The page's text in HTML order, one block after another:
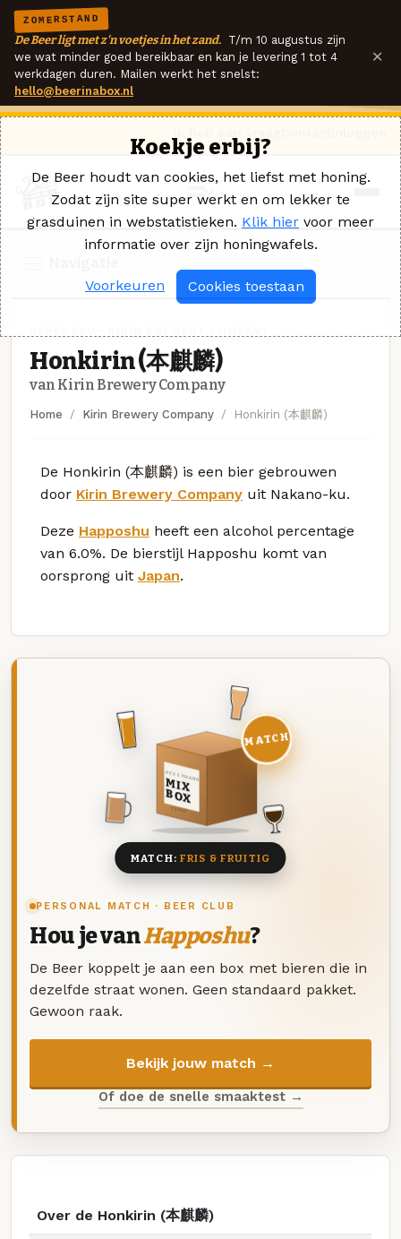
ZOMERSTAND
De Beer ligt met z'n voetjes in het zand. T/m 10 augustus zijn
we wat minder goed bereikbaar en kan je levering 1 tot 4
werkdagen duren. Mailen werkt het snelst:
hello@beerinabox.nl
×
Honkirin (本麒麟)
van Kirin Brewery Company
Home Kirin Brewery Company Honkirin (本麒麟)
De Honkirin (本麒麟) is een bier gebrouwen
door Kirin Brewery Company uit Nakano-ku.
Deze Happoshu heeft een alcohol percentage
van 6.0%. De bierstijl Happoshu komt van
oorsprong uit Japan.
PERSONAL MATCH · BEER CLUB
Hou je vanHapposhu?
De Beer koppelt je aan een box met bieren die in
dezelfde straat wonen. Geen standaard pakket.
Gewoon raak.
Bekijk jouw match →
Of doe de snelle smaaktest →
DEZE MAAND
MIX
BOX
8 BIEREN
MATCH
MATCH: FRIS & FRUITIG
Over de Honkirin (本麒麟)
Koekje erbij?
De Beer houdt van cookies, het liefst met honing.
Zodat zijn site super werkt en om lekker te
grasduinen in webstatistieken. Klik hier voor meer
informatie over zijn honingwafels.
Voorkeuren Cookies toestaan